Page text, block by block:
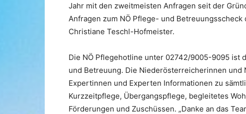
Jahr mit den zweitmeisten Anfragen seit der
Anfragen zum NÖ Pflege- und Betreuungsscheck
Christiane Teschl-Hofmeister.
Die NÖ Pflegehotline unter 02742/9005-9095 ist
und Betreuung. Die Niederösterreicherinnen
Expertinnen und Experten Informationen zu
Kurzzeitpflege, Übergangspflege, begleitetes
Förderungen und Zuschüssen. „Danke an das